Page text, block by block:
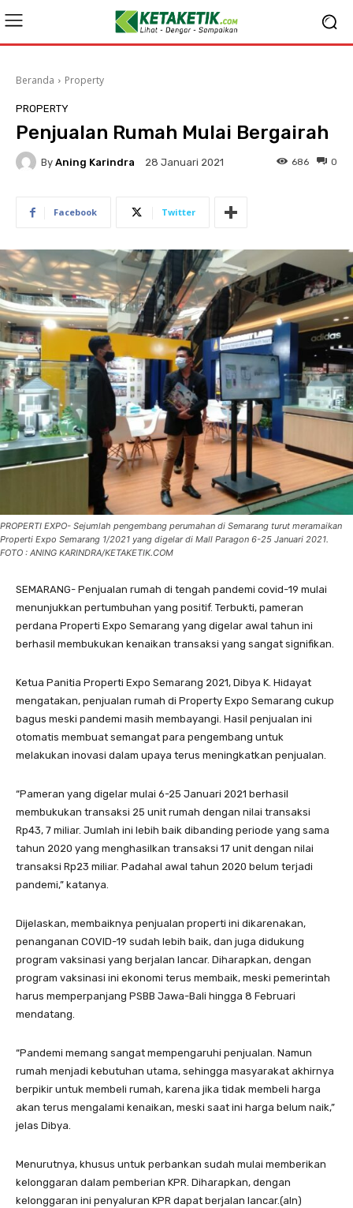
Beranda Property
PROPERTY
Penjualan Rumah Mulai Bergairah
By Aning Karindra 28 Januari 2021 0
686
Facebook Twitter
PROPERTI EXPO- Sejumlah pengembang perumahan di Semarang turut meramaikan
Properti Expo Semarang 1/2021 yang digelar di Mall Paragon 6-25 Januari 2021.
FOTO : ANING KARINDRA/KETAKETIK.COM
SEMARANG- Penjualan rumah di tengah pandemi covid-19 mulai
menunjukkan pertumbuhan yang positif. Terbukti, pameran
perdana Properti Expo Semarang yang digelar awal tahun ini
berhasil membukukan kenaikan transaksi yang sangat signifikan.
Ketua Panitia Properti Expo Semarang 2021, Dibya K. Hidayat
mengatakan, penjualan rumah di Property Expo Semarang cukup
bagus meski pandemi masih membayangi. Hasil penjualan ini
otomatis membuat semangat para pengembang untuk
melakukan inovasi dalam upaya terus meningkatkan penjualan.
“Pameran yang digelar mulai 6-25 Januari 2021 berhasil
membukukan transaksi 25 unit rumah dengan nilai transaksi
Rp43, 7 miliar. Jumlah ini lebih baik dibanding periode yang sama
tahun 2020 yang menghasilkan transaksi 17 unit dengan nilai
transaksi Rp23 miliar. Padahal awal tahun 2020 belum terjadi
pandemi,” katanya.
Dijelaskan, membaiknya penjualan properti ini dikarenakan,
penanganan COVID-19 sudah lebih baik, dan juga didukung
program vaksinasi yang berjalan lancar. Diharapkan, dengan
program vaksinasi ini ekonomi terus membaik, meski pemerintah
harus memperpanjang PSBB Jawa-Bali hingga 8 Februari
mendatang.
“Pandemi memang sangat mempengaruhi penjualan. Namun
rumah menjadi kebutuhan utama, sehingga masyarakat akhirnya
berpikir untuk membeli rumah, karena jika tidak membeli harga
akan terus mengalami kenaikan, meski saat ini harga belum naik,”
jelas Dibya.
Menurutnya, khusus untuk perbankan sudah mulai memberikan
kelonggaran dalam pemberian KPR. Diharapkan, dengan
kelonggaran ini penyaluran KPR dapat berjalan lancar.(aln)